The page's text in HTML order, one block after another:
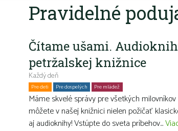
Pravidelné
Čítame ušami.
petržalskej knižnice
Každý deň
Pre deti Pre dospelých Pre mládež
Máme skvelé správy pre všetkých
môžete v našej knižnici nielen požičať
aj audioknihy! Vstúpte do sveta príbehov...